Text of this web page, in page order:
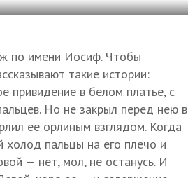
по имени Иосиф. Чтобы
такие истории:
привидение в белом платье, с
Но не закрыл перед нею в
ее орлиным взглядом. Когда
пальцы на его плечо и
— нет, мол, не останусь. И